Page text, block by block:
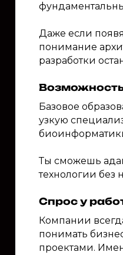
Даже если
понимание
разработки
Базовое
узкую
Ты сможешь
технологии без
Спрос у
Компании
понимать
проектами.